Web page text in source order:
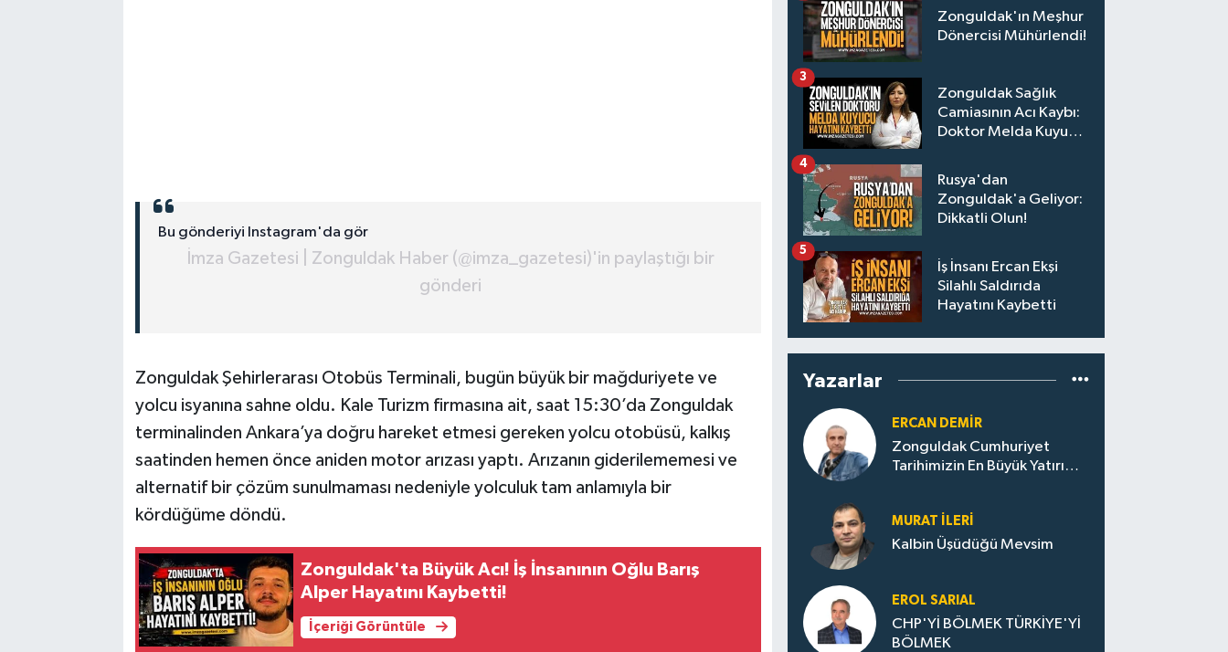
Bu gönderiyi Instagram'da gör
İmza Gazetesi | Zonguldak Haber (@imza_gazetesi)'in paylaştığı bir
gönderi
Zonguldak Şehirlerarası Otobüs Terminali, bugün büyük bir mağduriyete ve
yolcu isyanına sahne oldu. Kale Turizm firmasına ait, saat 15:30’da Zonguldak
terminalinden Ankara’ya doğru hareket etmesi gereken yolcu otobüsü, kalkış
saatinden hemen önce aniden motor arızası yaptı. Arızanın giderilememesi ve
alternatif bir çözüm sunulmaması nedeniyle yolculuk tam anlamıyla bir
kördüğüme döndü.
Zonguldak'ta Büyük Acı! İş İnsanının Oğlu Barış
Alper Hayatını Kaybetti!
İçeriği Görüntüle
Zonguldak'ın Meşhur
Dönercisi Mühürlendi!
Zonguldak Sağlık
Camiasının Acı Kaybı:
Doktor Melda Kuyucu
3
Rusya'dan
Zonguldak'a Geliyor:
Dikkatli Olun!
4
İş İnsanı Ercan Ekşi
Silahlı Saldırıda
Hayatını Kaybetti
5
Yazarlar
ERCAN DEMIR
Zonguldak Cumhuriyet
Tarihimizin En Büyük Yatırım
MURAT İLERI
Kalbin Üşüdüğü Mevsim
EROL SARIAL
CHP'Yİ BÖLMEK TÜRKİYE'Yİ
BÖLMEK